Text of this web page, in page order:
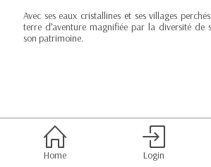
Avec ses eaux cristallines et ses villages
terre d’aventure magnifiée par la diversité de
son patrimoine.
Home Login